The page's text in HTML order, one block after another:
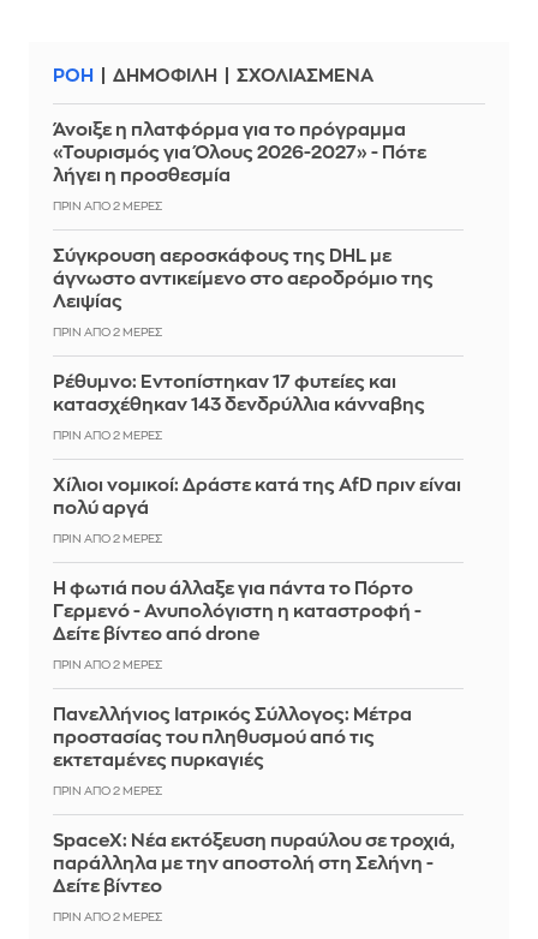
ΡΟΗ ΔΗΜΟΦΙΛΗ ΣΧΟΛΙΑΣΜΕΝΑ
Άνοιξε η πλατφόρμα για το πρόγραμμα
«Τουρισμός για Όλους 2026-2027» - Πότε
λήγει η προσθεσμία
ΠΡΙΝ ΑΠΌ 2 ΜΈΡΕΣ
Σύγκρουση αεροσκάφους της DHL με
άγνωστο αντικείμενο στο αεροδρόμιο της
Λειψίας
ΠΡΙΝ ΑΠΌ 2 ΜΈΡΕΣ
Ρέθυμνο: Εντοπίστηκαν 17 φυτείες και
κατασχέθηκαν 143 δενδρύλλια κάνναβης
ΠΡΙΝ ΑΠΌ 2 ΜΈΡΕΣ
Χίλιοι νομικοί: Δράστε κατά της ΑfD πριν είναι
πολύ αργά
ΠΡΙΝ ΑΠΌ 2 ΜΈΡΕΣ
Η φωτιά που άλλαξε για πάντα το Πόρτο
Γερμενό - Ανυπολόγιστη η καταστροφή -
Δείτε βίντεο από drone
ΠΡΙΝ ΑΠΌ 2 ΜΈΡΕΣ
Πανελλήνιος Ιατρικός Σύλλογος: Μέτρα
προστασίας του πληθυσμού από τις
εκτεταμένες πυρκαγιές
ΠΡΙΝ ΑΠΌ 2 ΜΈΡΕΣ
SpaceX: Νέα εκτόξευση πυραύλου σε τροχιά,
παράλληλα με την αποστολή στη Σελήνη -
Δείτε βίντεο
ΠΡΙΝ ΑΠΌ 2 ΜΈΡΕΣ